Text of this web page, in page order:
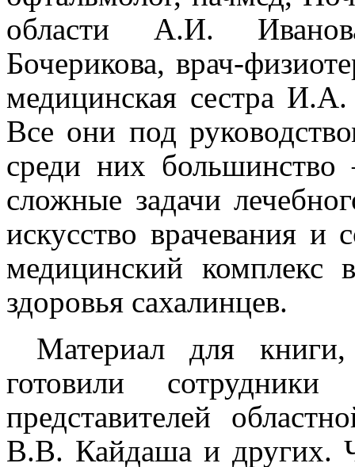
области А.И.
Бочерикова, врач-
медицинская сестра
Все они под
среди них
сложные задачи
искусство врачевания и
медицинский
здоровья сахалинцев.
Материал для книги,
готовили
представителей
В.В. Кайдаша и других.